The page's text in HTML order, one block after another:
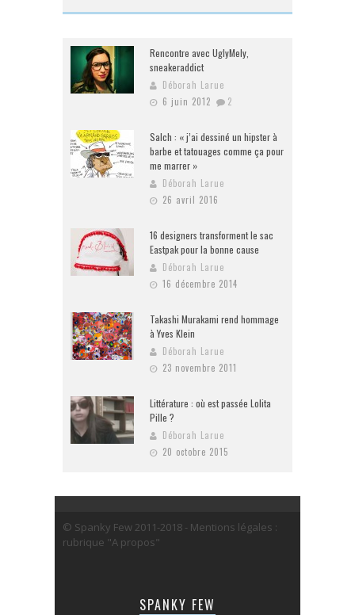
Rencontre avec UglyMely,
sneakeraddict
Déborah Larue
6 juin 2012
2
Salch : « j’ai dessiné un hipster à
barbe et tatouages comme ça pour
me marrer »
Déborah Larue
26 avril 2016
16 designers transforment le sac
Eastpak pour la bonne cause
Déborah Larue
16 décembre 2014
Takashi Murakami rend hommage
à Yves Klein
Déborah Larue
23 novembre 2011
Littérature : où est passée Lolita
Pille ?
Déborah Larue
20 octobre 2015
© Spanky Few 2011-2018 - Mentions légales :
rubrique "A propos"
SPANKY FEW